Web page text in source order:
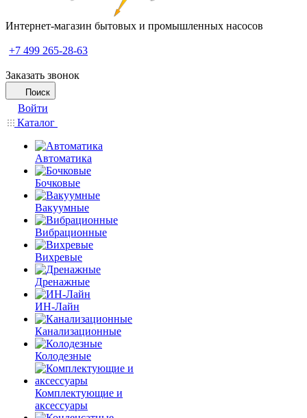
Интернет-магазин бытовых и промышленных насосов
+7 499 265-28-63
Заказать звонок
Поиск
Войти
Каталог
Автоматика
Бочковые
Вакуумные
Вибрационные
Вихревые
Дренажные
ИН-Лайн
Канализационные
Колодезные
Комплектующие и
аксессуары